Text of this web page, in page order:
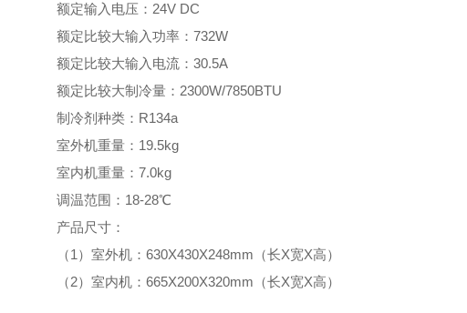
额定输入电压：24V DC
额定比较大输入功率：732W
额定比较大输入电流：30.5A
额定比较大制冷量：2300W/7850BTU
制冷剂种类：R134a
室外机重量：19.5kg
室内机重量：7.0kg
调温范围：18-28℃
产品尺寸：
（1）室外机：630X430X248mm（长X宽X高）
（2）室内机：665X200X320mm（长X宽X高）